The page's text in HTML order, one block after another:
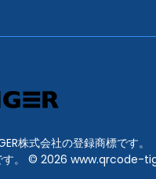
株式会社の登録商標です。
す。 © 2026 www.qrcode-